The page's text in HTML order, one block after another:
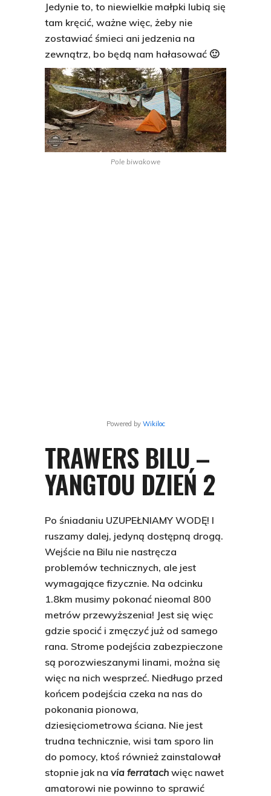
Jedynie to, to niewielkie małpki lubią się
tam kręcić, ważne więc, żeby nie
zostawiać śmieci ani jedzenia na
zewnątrz, bo będą nam hałasować 🙂
Pole biwakowe
Powered by Wikiloc
TRAWERS BILU –
YANGTOU DZIEŃ 2
Po śniadaniu UZUPEŁNIAMY WODĘ! I
ruszamy dalej, jedyną dostępną drogą.
Wejście na Bilu nie nastręcza
problemów technicznych, ale jest
wymagające fizycznie. Na odcinku
1.8km musimy pokonać nieomal 800
metrów przewyższenia! Jest się więc
gdzie spocić i zmęczyć już od samego
rana. Strome podejścia zabezpieczone
są porozwieszanymi linami, można się
więc na nich wesprzeć. Niedługo przed
końcem podejścia czeka na nas do
pokonania pionowa,
dziesięciometrowa ściana. Nie jest
trudna technicznie, wisi tam sporo lin
do pomocy, ktoś również zainstalował
stopnie jak na via ferratach więc nawet
amatorowi nie powinno to sprawić